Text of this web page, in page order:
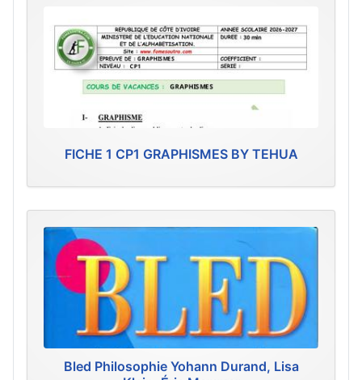
FICHE 1 CP1 GRAPHISMES BY TEHUA
Bled Philosophie Yohann Durand, Lisa